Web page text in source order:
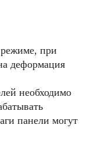
при
деформация
необходимо
панели могут